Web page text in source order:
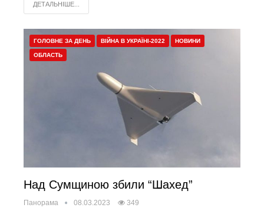
ДЕТАЛЬНІШЕ...
ГОЛОВНЕ ЗА ДЕНЬ ВІЙНА В УКРАЇНІ-2022 НОВИНИ
ОБЛАСТЬ
Над Сумщиною збили “Шахед”
Панорама 08.03.2023 349